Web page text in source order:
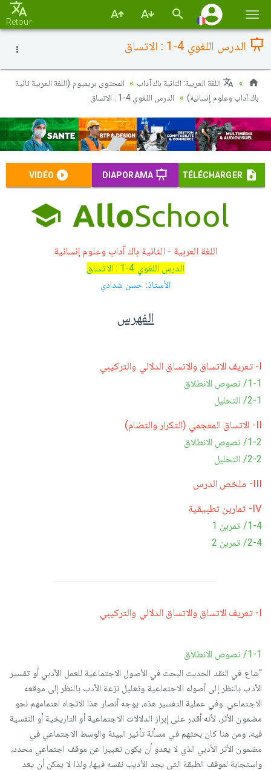
la
Retour
الدرس اللغوي 4-1 : الاتساق
اللغة العربية: الثانية باك آداب
المحتوى بريميوم (اللغة العربية ثانية
باك آداب وعلوم إنسانية)
الدرس اللغوي 4-1 : الاتساق
TÉLÉCHARGER
DIAPORAMA
VIDÉO
اللغة العربية - الثانية باك آداب وعلوم إنسانية
الدرس اللغوي 4-1 : الاتساق
الأستاذ: حسن شدادي
الفهرس
I- تعريف الاتساق والاتساق الدلالي والتركيبي
1-1/ نصوص الانطلاق
2-1/ التحليل
II- الاتساق المعجمي (التكرار والتضام)
1-2/ نصوص الانطلاق
2-2/ التحليل
III- ملخص الدرس
IV- تمارين تطبيقية
1-4/ تمرين 1
2-4/ تمرين 2
I- تعريف الاتساق والاتساق الدلالي والتركيبي
1-1/ نصوص الانطلاق
“شاع في النقد الحديث البحث في الأصول الاجتماعية للعمل الأدبي أو تفسير
الأدب بالنظر إلى أصوله الاجتماعية وتعليل نزعة الأدب بالنظر إلى موقعه
الاجتماعي. وفي عملية التفسير هذه، يوجه أنصار هذا الاتجاه اهتمامهم نحو
مضمون الأثر، لأنه أقدر على إبراز الدلالات الاجتماعية أو التاريخية أو النفسية
فيه، ومن هنا كان بحثهم في مسألة تأثير البيئة والوسط الاجتماعي في
مضمون الأثر الأدبي الذي لا يعدو أن يكون تعبيرا عن موقف اجتماعي محدد،
واستجابة لموقف الطبقة التي يجد الأديب نفسه فيها، ولذا لا يمكن أن يعد